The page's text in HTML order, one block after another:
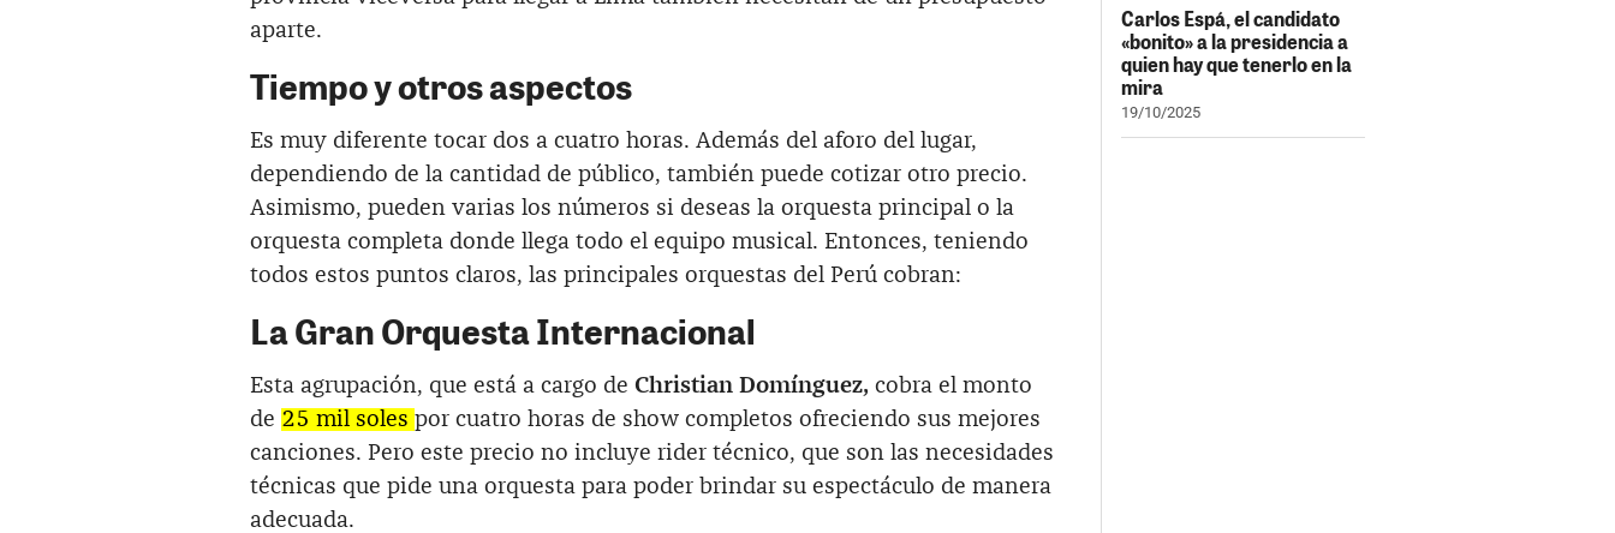
aparte.
Tiempo y otros aspectos
Es muy diferente tocar dos a cuatro horas. Además del aforo del lugar,
dependiendo de la cantidad de público, también puede cotizar otro precio.
Asimismo, pueden varias los números si deseas la orquesta principal o la
orquesta completa donde llega todo el equipo musical. Entonces, teniendo
todos estos puntos claros, las principales orquestas del Perú cobran:
La Gran Orquesta Internacional
Esta agrupación, que está a cargo de Christian Domínguez, cobra el monto
de 25 mil soles por cuatro horas de show completos ofreciendo sus mejores
canciones. Pero este precio no incluye rider técnico, que son las necesidades
técnicas que pide una orquesta para poder brindar su espectáculo de manera
adecuada.
Carlos Espá, el candidato
«bonito» a la presidencia a
quien hay que tenerlo en la
mira
19/10/2025